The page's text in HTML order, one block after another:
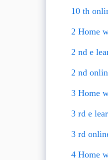
10 th
2 Home
2 nd e
2 nd
3 Home
3 rd e
3 rd
4 Home